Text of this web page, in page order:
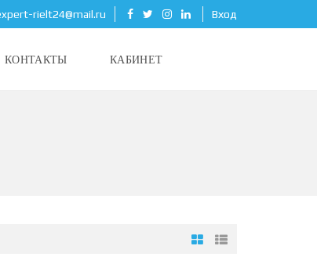
rielt24@mail.ru Вход
КОНТАКТЫ КАБИНЕТ